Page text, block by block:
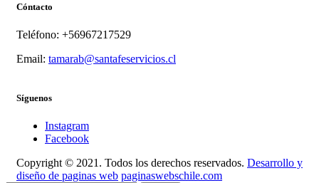
Cóntacto
Teléfono: +56967217529
Email: tamarab@santafeservicios.cl
Síguenos
Instagram
Facebook
Copyright © 2021. Todos los derechos reservados. Desarrollo y
diseño de paginas web paginaswebschile.com